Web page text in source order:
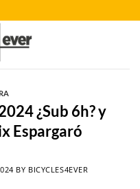
¿Sub 6h? y
Espargaró
BY BICYCLES4EVER